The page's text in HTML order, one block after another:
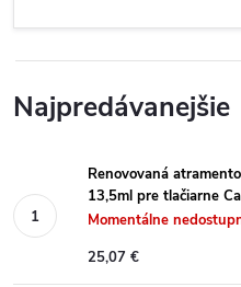
Najpredávanejšie
Renovovaná
13,5ml pre tlačiarne
Momentálne
25,07 €